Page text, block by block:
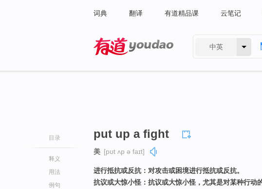
词典 翻译 有道精品课 云笔记
中英
目录
释义
用法
例句
put up a fight
美 [pʊt ʌp ə faɪt]
进行抵抗或反抗：对攻击或困境进行抵抗或反抗。
抗议或大惊小怪：抗议或大惊小怪，尤其是对某种行动